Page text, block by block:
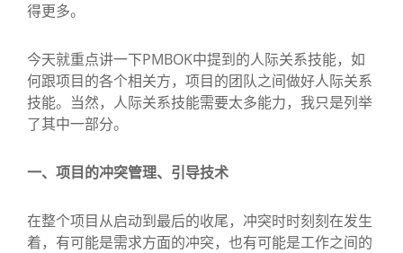
得更多。
今天就重点讲一下PMBOK中提到的人际关系技能，如
何跟项目的各个相关方，项目的团队之间做好人际关系
技能。当然，人际关系技能需要太多能力，我只是列举
了其中一部分。
一、项目的冲突管理、引导技术
在整个项目从启动到最后的收尾，冲突时时刻刻在发生
着，有可能是需求方面的冲突，也有可能是工作之间的